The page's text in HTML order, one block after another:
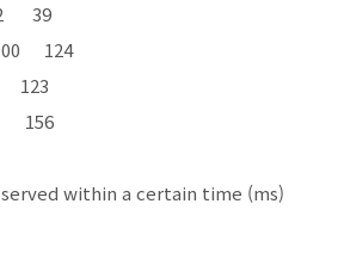
39
124
123
156
within a certain time (ms)